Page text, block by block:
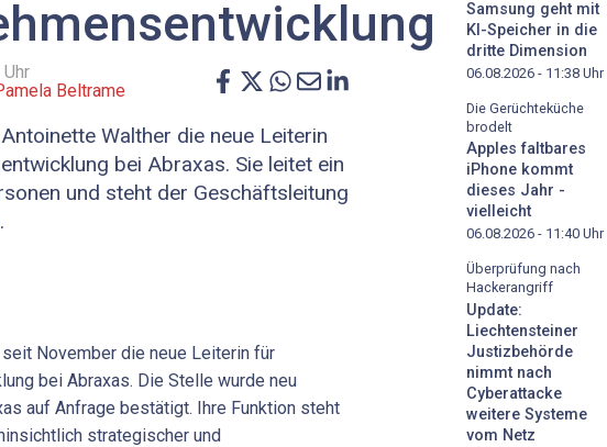
Uhr
Beltrame
Walther die neue Leiterin
bei Abraxas. Sie leitet ein
und steht der Geschäftsleitung
November die neue Leiterin für
bei Abraxas. Die Stelle wurde neu
auf Anfrage bestätigt. Ihre Funktion steht
strategischer und
Samsung geht mit
KI-Speicher in die
dritte Dimension
06.08.2026 - 11:38 Uhr
Die Gerüchteküche
brodelt
Apples faltbares
iPhone kommt
dieses Jahr -
vielleicht
06.08.2026 - 11:40 Uhr
Überprüfung nach
Hackerangriff
Update:
Liechtensteiner
Justizbehörde
nimmt nach
Cyberattacke
weitere Systeme
vom Netz